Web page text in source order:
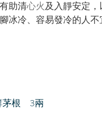
助清心火及入靜安定
冰冷、容易發冷的人
根　3兩